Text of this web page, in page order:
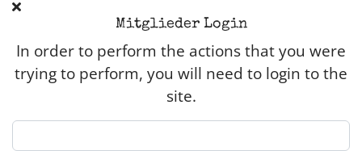
Mitglieder Login
In order to perform the actions that you were
trying to perform, you will need to login to the
site.